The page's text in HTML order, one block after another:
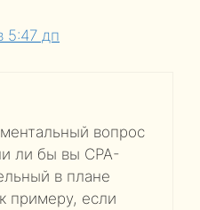
5:47 дп
вопрос
ли бы вы CPA-
в плане
примеру, если